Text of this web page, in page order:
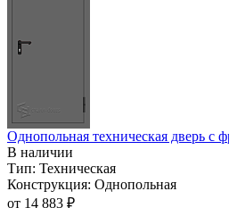
Однопольная техническая дверь c
В наличии
Тип: Техническая
Конструкция: Однопольная
от 14 883 ₽